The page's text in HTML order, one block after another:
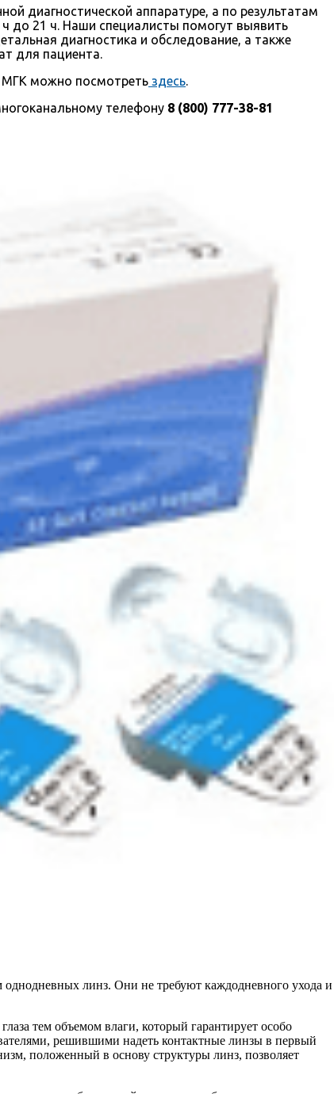
диагностической аппаратуре, а по результатам
до 21 ч. Наши специалисты помогут выявить
диагностика и обследование, а также
для пациента.
МГК можно посмотреть здесь.
телефону 8 (800) 777-38-81
линз. Они не требуют каждодневного ухода и
тем объемом влаги, который гарантирует особо
решившими надеть контактные линзы в первый
положенный в основу структуры линз, позволяет